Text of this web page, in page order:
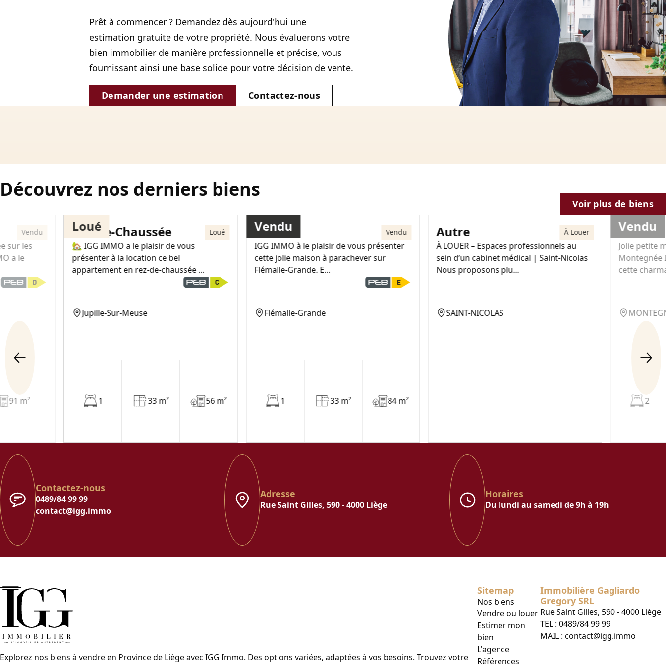
Prêt à commencer ? Demandez dès aujourd'hui une
estimation gratuite de votre propriété. Nous évaluerons votre
bien immobilier de manière professionnelle et précise, vous
fournissant ainsi une base solide pour votre décision de vente.
Demander une estimation Contactez-nous
Découvrez nos derniers biens
Voir plus de biens
Vendu
sur les
a le
91 m²
Loué
Rez-de-Chaussée
Loué
🏡 IGG IMMO a le plaisir de vous
présenter à la location ce bel
appartement en rez-de-chaussée ...
Jupille-Sur-Meuse
1 33 m² 56 m²
Vendu
Maison
Vendu
IGG IMMO à le plaisir de vous présenter
cette jolie maison à parachever sur
Flémalle-Grande. E...
Flémalle-Grande
1 33 m² 84 m²
Autre
À Louer
À LOUER – Espaces professionnels au
sein d’un cabinet médical | Saint-Nicolas
Nous proposons plu...
SAINT-NICOLAS
Vendu
Maison
Jolie petite
Montegnée
cette
2
Contactez-nous
0489/84 99 99
contact@igg.immo
Adresse
Rue Saint Gilles, 590 - 4000 Liège
Horaires
Du lundi au samedi de 9h à 19h
Explorez nos biens à vendre en Province de Liège avec IGG Immo. Des options variées, adaptées à vos besoins. Trouvez votre
Sitemap
Nos biens
Vendre ou louer
Estimer mon
bien
L'agence
Références
Immobilière Gagliardo
Gregory SRL
Rue Saint Gilles, 590 - 4000 Liège
TEL : 0489/84 99 99
MAIL : contact@igg.immo